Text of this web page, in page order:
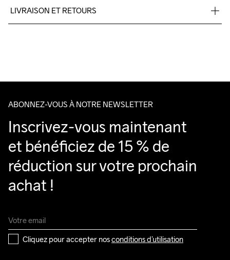
LIVRAISON ET RETOURS
ABONNEZ-VOUS À NOTRE NEWSLETTER
Inscrivez-vous maintenant
et bénéficiez de 15 % de
réduction sur votre prochain
achat !
Cliquez pour accepter nos conditions d’utilisation